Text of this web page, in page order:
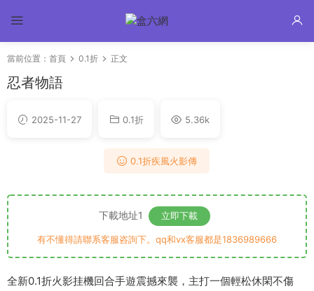
當前位置： 首頁 0.1折 正文
忍者物語
2025-11-27 0.1折 5.36k
0.1折疾風火影傳
下載地址1 立即下載
有不懂得請聯系客服咨詢下。qq和vx客服都是1836989666
全新0.1折火影挂機回合手遊震撼來襲，主打一個輕松休閑不傷